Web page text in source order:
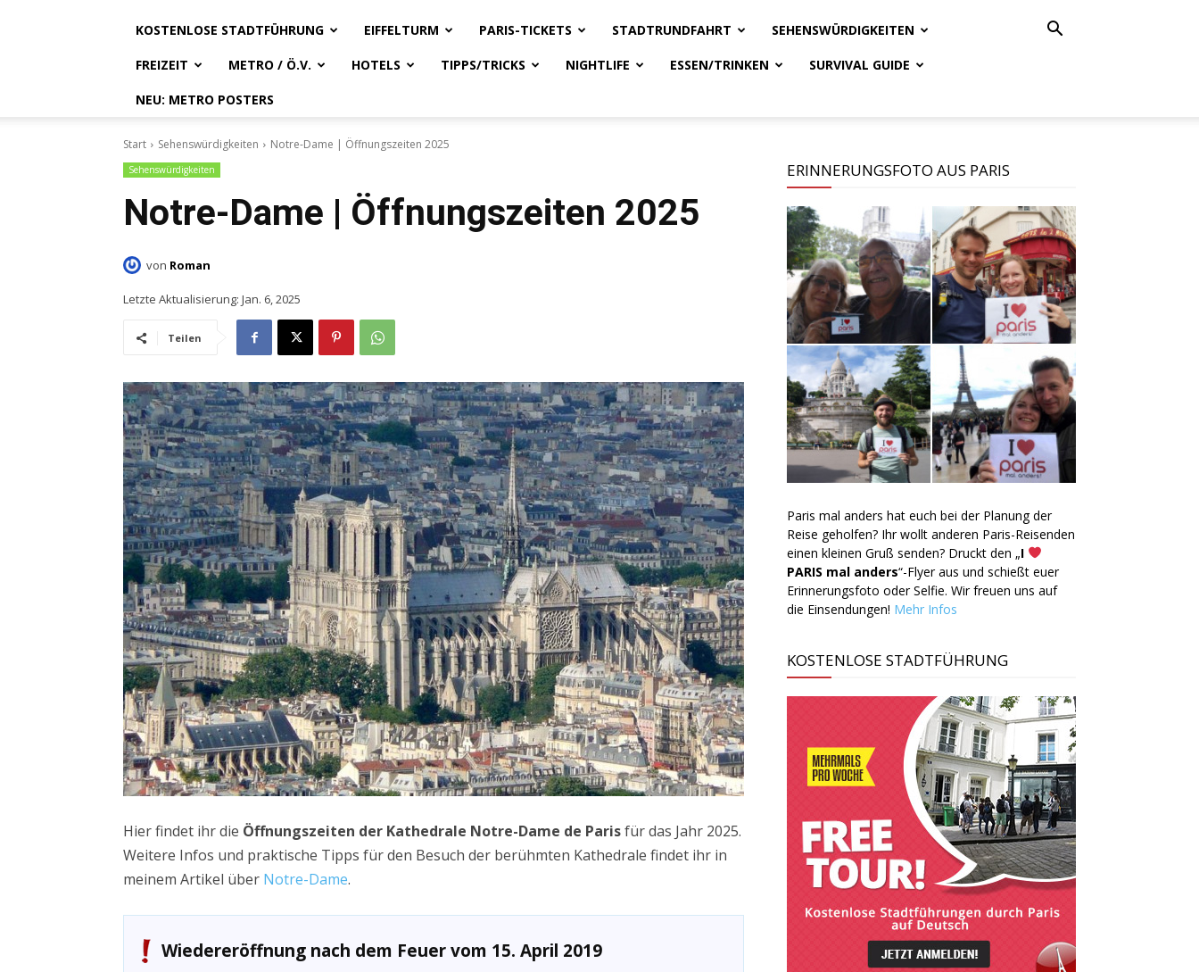
KOSTENLOSE STADTFÜHRUNG EIFFELTURM PARIS-TICKETS STADTRUNDFAHRT SEHENSWÜRDIGKEITEN
FREIZEIT METRO / Ö.V. HOTELS TIPPS/TRICKS NIGHTLIFE ESSEN/TRINKEN SURVIVAL GUIDE
NEU: METRO POSTERS
Start Sehenswürdigkeiten Notre-Dame | Öffnungszeiten 2025
Sehenswürdigkeiten
Notre-Dame | Öffnungszeiten 2025
von Roman
Letzte Aktualisierung: Jan. 6, 2025
Teilen
Hier findet ihr die Öffnungszeiten der Kathedrale Notre-Dame de Parisfür das Jahr 2025.
Weitere Infos und praktische Tipps für den Besuch der berühmten Kathedrale findet ihr in
meinem Artikel über Notre-Dame.
Wiedereröffnung nach dem Feuer vom 15. April 2019
ERINNERUNGSFOTO AUS PARIS
Paris mal anders hat euch bei der Planung der
Reise geholfen? Ihr wollt anderen Paris-Reisenden
einen kleinen Gruß senden? Druckt den „I
PARIS mal anders“-Flyer aus und schießt euer
Erinnerungsfoto oder Selfie. Wir freuen uns auf
die Einsendungen! Mehr Infos
KOSTENLOSE STADTFÜHRUNG